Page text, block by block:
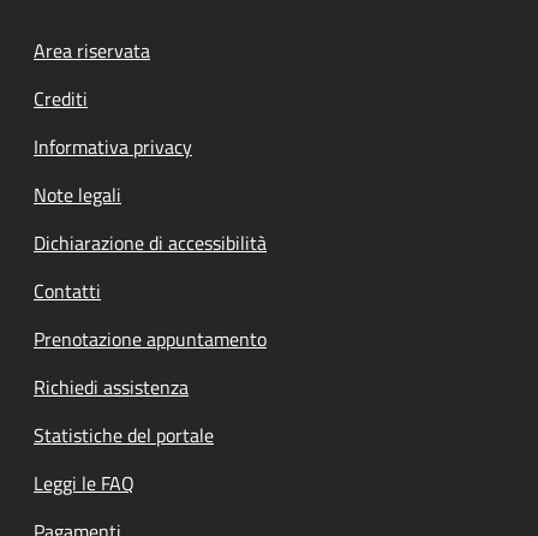
Footer menu
Area riservata
Crediti
Informativa privacy
Note legali
Dichiarazione di accessibilità
Contatti
Prenotazione appuntamento
Richiedi assistenza
Statistiche del portale
Leggi le FAQ